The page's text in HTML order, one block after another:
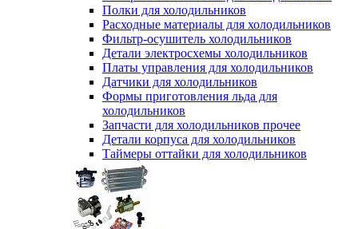
Полки для холодильников
Расходные материалы для холодильников
Фильтр-осушитель холодильников
Детали электросхемы холодильников
Платы управления для холодильников
Датчики для холодильников
Формы приготовления льда для
холодильников
Запчасти для холодильников прочее
Детали корпуса для холодильников
Таймеры оттайки для холодильников